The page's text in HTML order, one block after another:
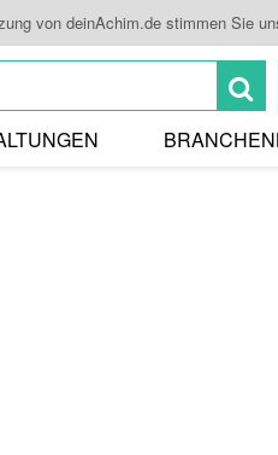
von deinAchim.de stimmen Sie